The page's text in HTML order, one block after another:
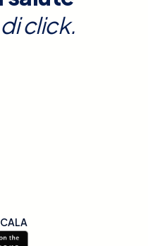
click.